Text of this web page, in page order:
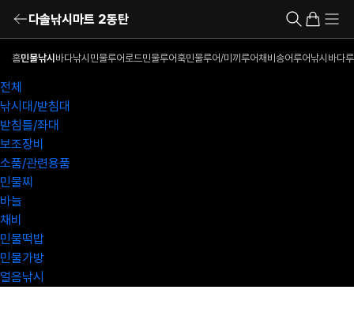
다솔낚시마트 2동탄
홈민물낚시 바다낚시 민물루어로드민물루어훅민물루어/미끼 루어채비 송어루어낚시 바다
전체
낚시대/받침대
받침틀/좌대
보조장비
소품/관련용품
민물찌
바늘
채비
민물떡밥
민물가방
얼음낚시